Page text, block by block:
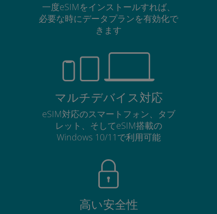
一度eSIMをインストールすれば、
必要な時にデータプランを有効化で
きます
マルチデバイス対応
eSIM対応のスマートフォン、タブ
レット、そしてeSIM搭載の
Windows 10/11で利用可能
高い安全性